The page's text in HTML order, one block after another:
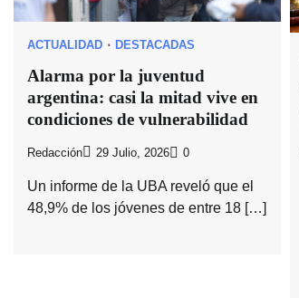
ACTUALIDAD DESTACADAS
Alarma por la juventud
argentina: casi la mitad vive en
condiciones de vulnerabilidad
Redacción 29 Julio, 2026 0
Un informe de la UBA reveló que el
48,9% de los jóvenes de entre 18 […]